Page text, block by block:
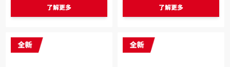
了解更多 了解更多